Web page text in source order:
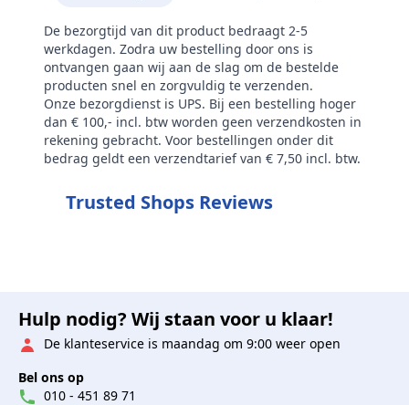
De bezorgtijd van dit product bedraagt 2-5
werkdagen. Zodra uw bestelling door ons is
ontvangen gaan wij aan de slag om de bestelde
producten snel en zorgvuldig te verzenden.
Onze bezorgdienst is UPS. Bij een bestelling hoger
dan € 100,- incl. btw worden geen verzendkosten in
rekening gebracht. Voor bestellingen onder dit
bedrag geldt een verzendtarief van € 7,50 incl. btw.
Trusted Shops Reviews
Hulp nodig? Wij staan voor u klaar!
De klanteservice is maandag om 9:00 weer open
Bel ons op
010 - 451 89 71